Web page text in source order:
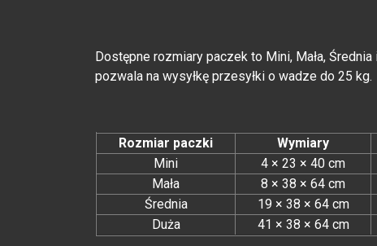
Dostępne rozmiary paczek to Mini, Mała,
pozwala na wysyłkę przesyłki o wadze do 25 kg.
Rozmiar paczki Wymiary
Mini
4 × 23 × 40 cm
Mała
8 × 38 × 64 cm
Średnia
19 × 38 × 64 cm
Duża
41 × 38 × 64 cm